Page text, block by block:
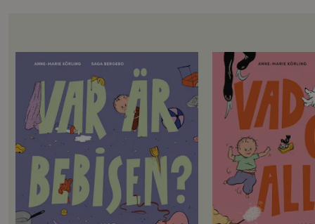
OM BOKEN
Här är tallriken. Var är bebisen?
Här är pappa. Var är bebisen?
Här är badkaret. Men var är
bebisen?Följ med in i ett härligt
vardagskaos med mycket att titta
på och känna igen! Leta efter
bebisen i rum efter rum och följ
spåren hela vägen till sängen där
någon visst redan somnat sött …En
småbarnsbok med ren
upptäckarglädje för de allra yngsta.
OM BOKEN
Jag skrattar.
skrattar!
Jag dansar. Titta,
också, och nu
är en bok om att
vinka, gunga eller
att göra saker
vinkar så vinkar
plötsligt vinkar alla
för de allra yngsta
det viktiga och